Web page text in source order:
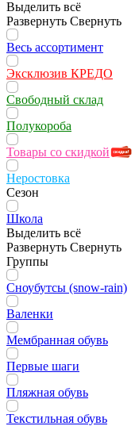
Выделить всё
Развернуть Свернуть
Весь ассортимент
Эксклюзив КРЕДО
Свободный склад
Полукороба
Товары со скидкой
Неростовка
Сезон
Школа
Выделить всё
Развернуть Свернуть
Группы
Сноубутсы (snow-rain)
Валенки
Мембранная обувь
Первые шаги
Пляжная обувь
Текстильная обувь